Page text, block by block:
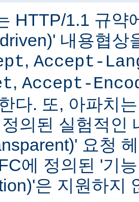
HTTP/1.1 규약
내용협상
, Accept-
, Accept-
다. 또, 아파치
의된 실험적인
요청
에 정의된 '기
은 지원하지